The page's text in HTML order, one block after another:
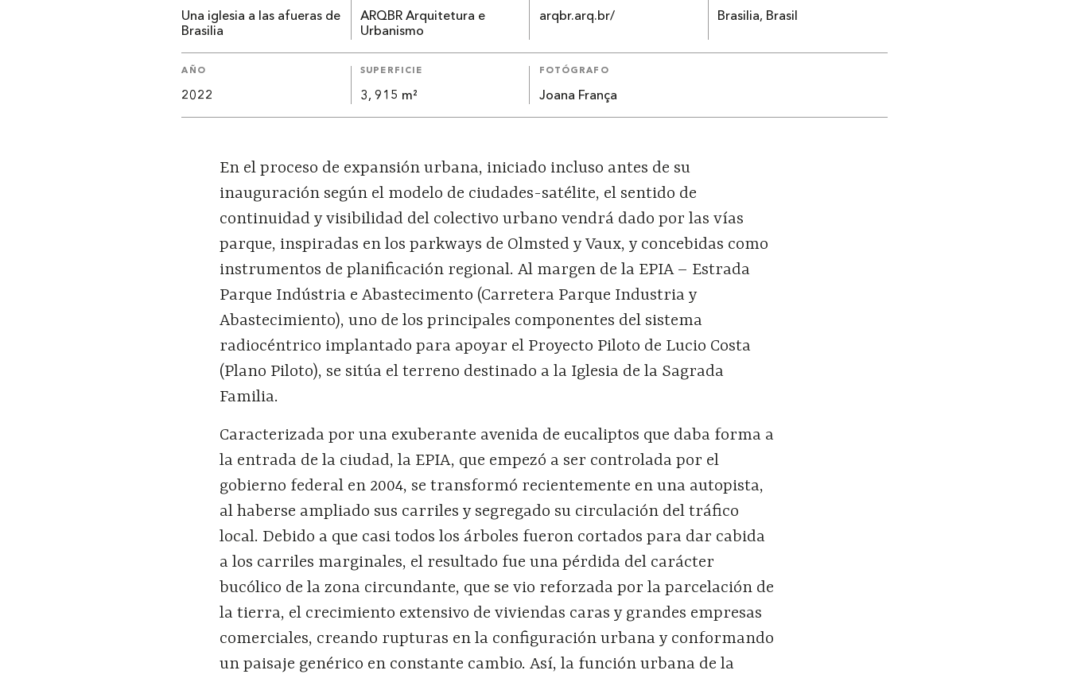
Una iglesia a las afueras de
Brasilia
ARQBR Arquitetura e
Urbanismo
arqbr.arq.br/ Brasilia, Brasil
AÑO
2022
SUPERFICIE
3, 915 m²
FOTÓGRAFO
Joana França
En el proceso de expansión urbana, iniciado incluso antes de su
inauguración según el modelo de ciudades-satélite, el sentido de
continuidad y visibilidad del colectivo urbano vendrá dado por las vías
parque, inspiradas en los parkways de Olmsted y Vaux, y concebidas como
instrumentos de planificación regional. Al margen de la EPIA – Estrada
Parque Indústria e Abastecimento (Carretera Parque Industria y
Abastecimiento), uno de los principales componentes del sistema
radiocéntrico implantado para apoyar el Proyecto Piloto de Lucio Costa
(Plano Piloto), se sitúa el terreno destinado a la Iglesia de la Sagrada
Familia.
Caracterizada por una exuberante avenida de eucaliptos que daba forma a
la entrada de la ciudad, la EPIA, que empezó a ser controlada por el
gobierno federal en 2004, se transformó recientemente en una autopista,
al haberse ampliado sus carriles y segregado su circulación del tráfico
local. Debido a que casi todos los árboles fueron cortados para dar cabida
a los carriles marginales, el resultado fue una pérdida del carácter
bucólico de la zona circundante, que se vio reforzada por la parcelación de
la tierra, el crecimiento extensivo de viviendas caras y grandes empresas
comerciales, creando rupturas en la configuración urbana y conformando
un paisaje genérico en constante cambio. Así, la función urbana de la